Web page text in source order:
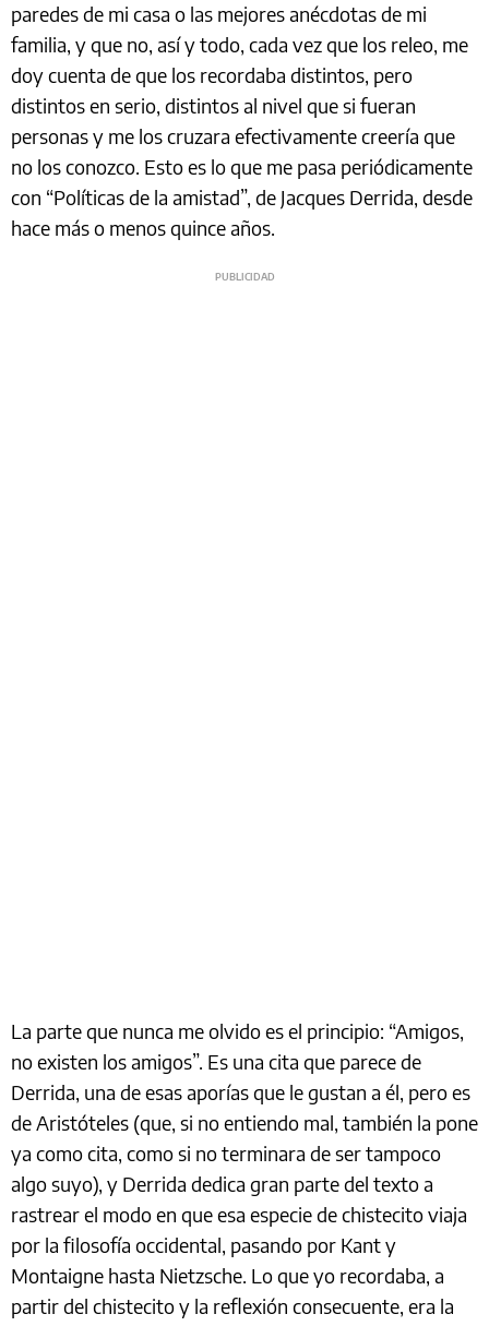
paredes de mi casa o las mejores anécdotas de mi
familia, y que no, así y todo, cada vez que los releo, me
doy cuenta de que los recordaba distintos, pero
distintos en serio, distintos al nivel que si fueran
personas y me los cruzara efectivamente creería que
no los conozco. Esto es lo que me pasa periódicamente
con “Políticas de la amistad”, de Jacques Derrida, desde
hace más o menos quince años.
La parte que nunca me olvido es el principio: “Amigos,
no existen los amigos”. Es una cita que parece de
Derrida, una de esas aporías que le gustan a él, pero es
de Aristóteles (que, si no entiendo mal, también la pone
ya como cita, como si no terminara de ser tampoco
algo suyo), y Derrida dedica gran parte del texto a
rastrear el modo en que esa especie de chistecito viaja
por la filosofía occidental, pasando por Kant y
Montaigne hasta Nietzsche. Lo que yo recordaba, a
partir del chistecito y la reflexión consecuente, era la